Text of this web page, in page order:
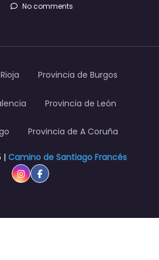
No comments
Provincia de Burgos
Provincia de León
Provincia de A Coruña
| Camino de Santiago Francés